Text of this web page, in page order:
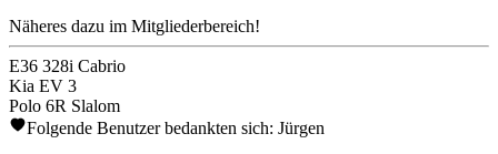
Näheres dazu im Mitgliederbereich!
E36 328i Cabrio
Kia EV 3
Polo 6R Slalom
Folgende Benutzer bedankten sich: Jürgen